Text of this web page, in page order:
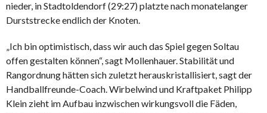
nieder, in Stadtoldendorf (29:27) platzte nach monatelanger
Durststrecke endlich der Knoten.
„Ich bin optimistisch, dass wir auch das Spiel gegen Soltau
offen gestalten können“, sagt Mollenhauer. Stabilität und
Rangordnung hätten sich zuletzt herauskristallisiert, sagt der
Handballfreunde-Coach. Wirbelwind und Kraftpaket Philipp
Klein zieht im Aufbau inzwischen wirkungsvoll die Fäden,